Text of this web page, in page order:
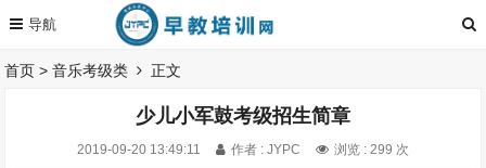
首页 >音乐考级类 正文
少儿小军鼓考级招生简章
2019-09-20 13:49:11 作者 : JYPC 浏览 : 299 次